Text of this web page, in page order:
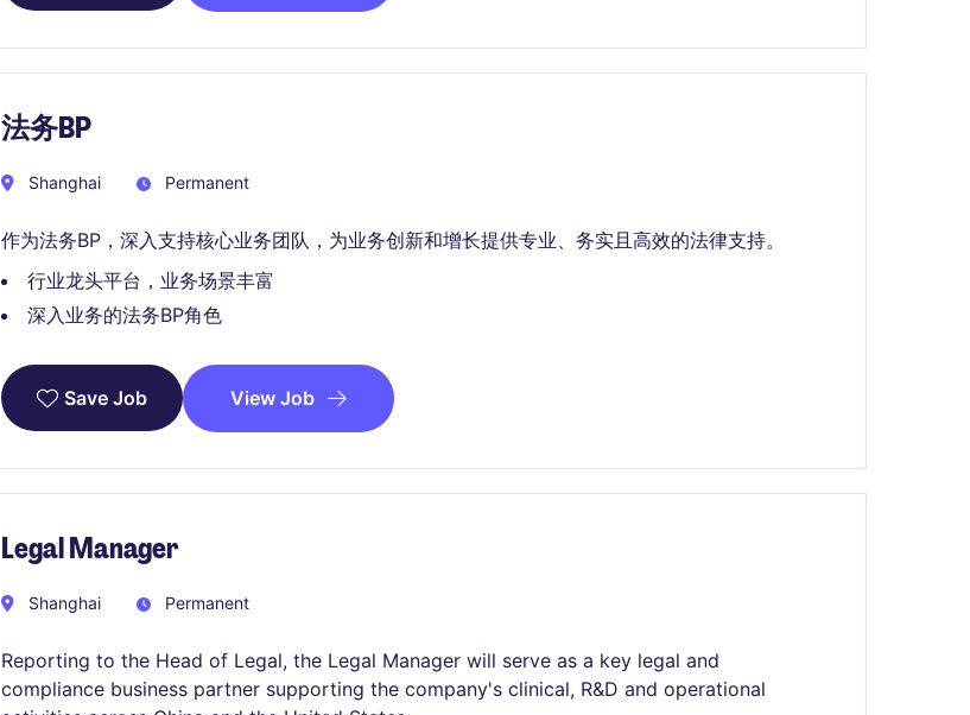
法务BP
Shanghai Permanent
作为法务BP，深入支持核心业务团队，为业务创新和增长提供专业、务实且高效的法律支持。
行业龙头平台，业务场景丰富
深入业务的法务BP角色
Save Job View Job
Legal Manager
Shanghai Permanent
Reporting to the Head of Legal, the Legal Manager will serve as a key legal and
compliance business partner supporting the company's clinical, R&D and operational